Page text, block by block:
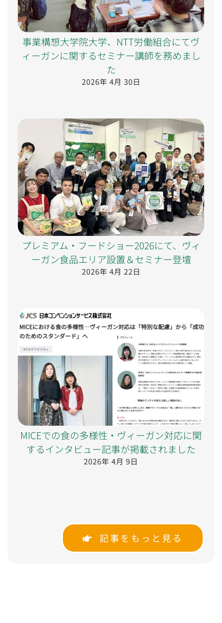
事業構想大学院大学、NTT労働組合にてヴ
ィーガンに関するセミナー講師を務めまし
た
2026年 4月 30日
プレミアム・フードショー2026にて、ヴィ
ーガン食品エリア設置＆セミナー登壇
2026年 4月 22日
MICEでの食の多様性・ヴィーガン対応に関
するインタビュー記事が掲載されました
2026年 4月 9日
記事をもっと見る